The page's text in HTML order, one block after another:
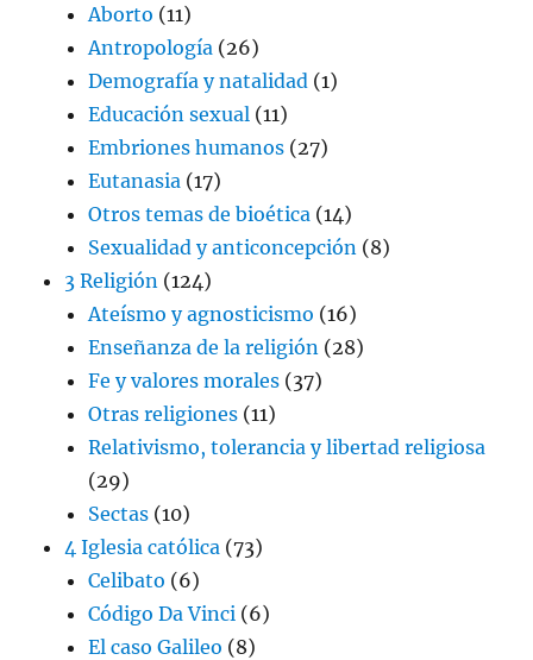
Aborto (11)
Antropología (26)
Demografía y natalidad (1)
Educación sexual (11)
Embriones humanos (27)
Eutanasia (17)
Otros temas de bioética (14)
Sexualidad y anticoncepción (8)
3 Religión (124)
Ateísmo y agnosticismo (16)
Enseñanza de la religión (28)
Fe y valores morales (37)
Otras religiones (11)
Relativismo, tolerancia y libertad religiosa
(29)
Sectas (10)
4 Iglesia católica (73)
Celibato (6)
Código Da Vinci (6)
El caso Galileo (8)